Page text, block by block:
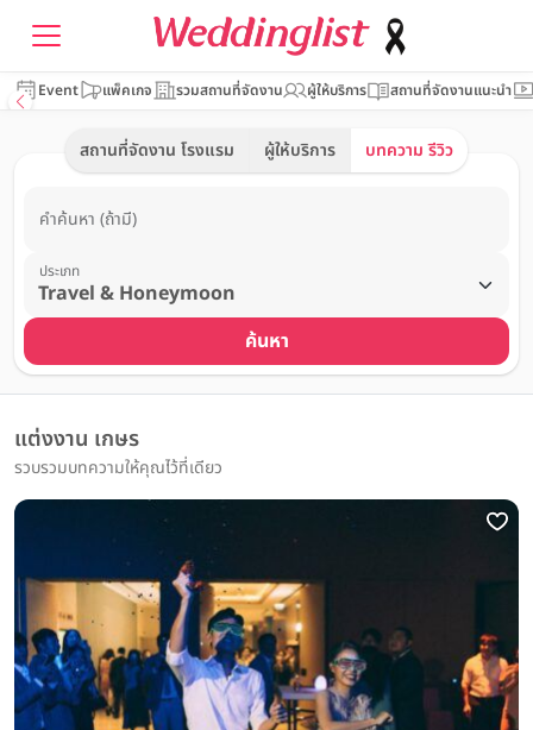
Event แพ็คเกจ รวมสถานที่จัดงาน ผู้ให้บริการ สถานที่จัดงานแนะนำ
สถานที่จัดงาน โรงแรม ผู้ให้บริการ บทความ รีวิว
คำค้นหา (ถ้ามี)
ประเภท
ค้นหา
แต่งงาน เกษร
รวบรวมบทความให้คุณไว้ที่เดียว